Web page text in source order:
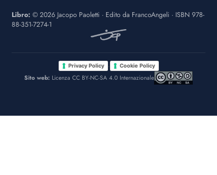
Libro: © 2026 Jacopo Paoletti · Edito da FrancoAngeli · ISBN 978-
88-351-7274-1
Privacy Policy · Cookie Policy
Sito web: Licenza CC BY-NC-SA 4.0 Internazionale